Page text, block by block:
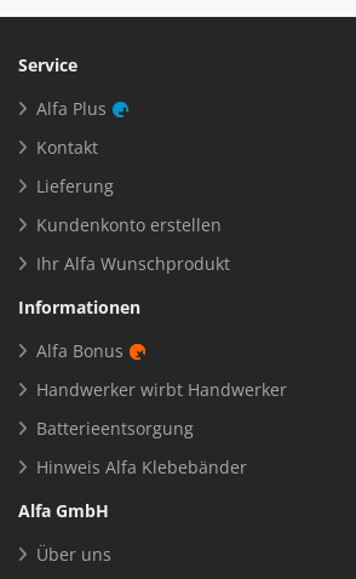
Service
Alfa Plus
Kontakt
Lieferung
Kundenkonto erstellen
Ihr Alfa Wunschprodukt
Informationen
Alfa Bonus
Handwerker wirbt Handwerker
Batterieentsorgung
Hinweis Alfa Klebebänder
Alfa GmbH
Über uns